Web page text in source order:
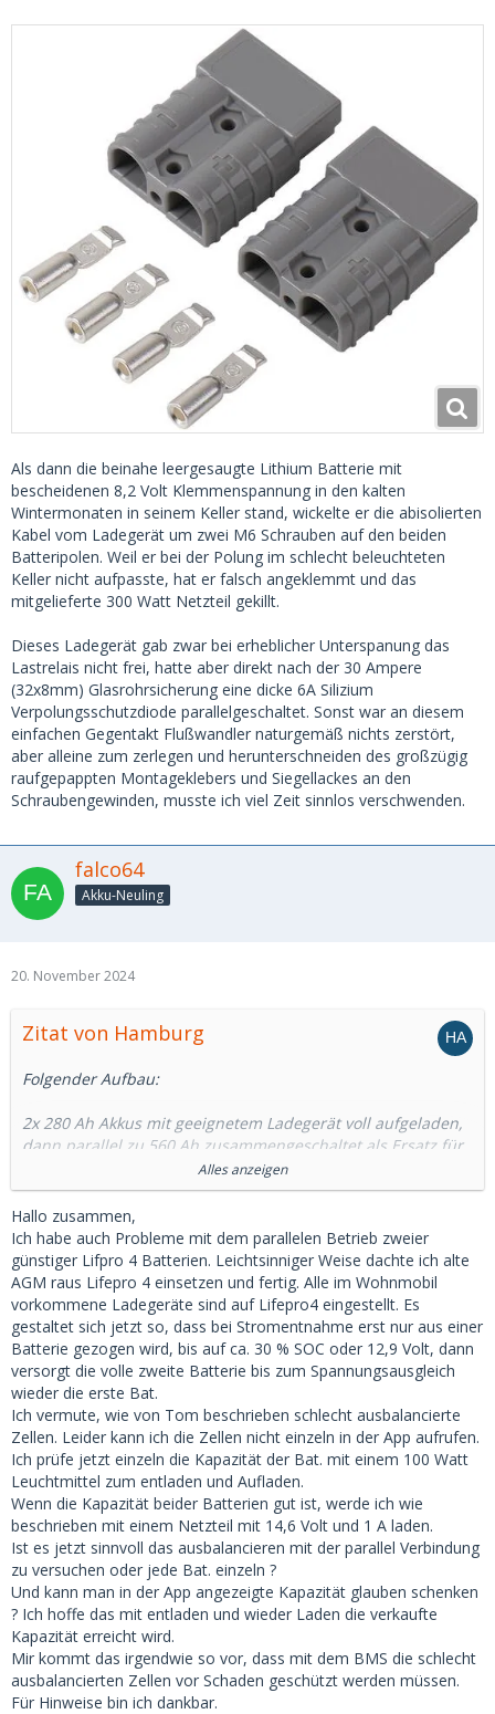
Als dann die beinahe leergesaugte Lithium Batterie mit
bescheidenen 8,2 Volt Klemmenspannung in den kalten
Wintermonaten in seinem Keller stand, wickelte er die abisolierten
Kabel vom Ladegerät um zwei M6 Schrauben auf den beiden
Batteripolen. Weil er bei der Polung im schlecht beleuchteten
Keller nicht aufpasste, hat er falsch angeklemmt und das
mitgelieferte 300 Watt Netzteil gekillt.
Dieses Ladegerät gab zwar bei erheblicher Unterspanung das
Lastrelais nicht frei, hatte aber direkt nach der 30 Ampere
(32x8mm) Glasrohrsicherung eine dicke 6A Silizium
Verpolungsschutzdiode parallelgeschaltet. Sonst war an diesem
einfachen Gegentakt Flußwandler naturgemäß nichts zerstört,
aber alleine zum zerlegen und herunterschneiden des großzügig
raufgepappten Montageklebers und Siegellackes an den
Schraubengewinden, musste ich viel Zeit sinnlos verschwenden.
falco64
Akku-Neuling
20. November 2024
Zitat von Hamburg
Folgender Aufbau:
2x 280 Ah Akkus mit geeignetem Ladegerät voll aufgeladen,
dann parallel zu 560 Ah zusammengeschaltet als Ersatz für
3x 95Ah AGM auf meinem Boot.
Alles Li-geeignet, also Lichtmaschine, Ladegerät,
Ladeverteiler etc
Beim Aufladen über 230 Volt oder Lichtmaschine (Mitsubishi
115 A, Temperaturgesteuert) an meiner Diesel
Einbaumaschine steigt die Ladespannung auf 14,x Volt, aber
immer unter 14,6 Volt.
Eine Batterie nimmt den Ladestrom gut auf und balanciert
intern gut. Die andere blockiert sehr schnell über dasBMS,
sobald Ladestrom fließt, wegen Überspannung einer Zelle
von vieren.
Einzeln angeschlossen kann die Batterie aber Strom
abgeben.
Hat jemand eine Idee zur Abhilfe?
Die beiden Batterien sind baugleich, gleiche Kapazität, ganz
neu (d.h., sie sind beide noch nicht mehr als grob 20 Ah
entladen worden).
Einfach mal tiefer entladen und dann probieren, was
Alles anzeigen
Hallo zusammen,
Ich habe auch Probleme mit dem parallelen Betrieb zweier
günstiger Lifpro 4 Batterien. Leichtsinniger Weise dachte ich alte
AGM raus Lifepro 4 einsetzen und fertig. Alle im Wohnmobil
vorkommene Ladegeräte sind auf Lifepro4 eingestellt. Es
gestaltet sich jetzt so, dass bei Stromentnahme erst nur aus einer
Batterie gezogen wird, bis auf ca. 30 % SOC oder 12,9 Volt, dann
versorgt die volle zweite Batterie bis zum Spannungsausgleich
wieder die erste Bat.
Ich vermute, wie von Tom beschrieben schlecht ausbalancierte
Zellen. Leider kann ich die Zellen nicht einzeln in der App aufrufen.
Ich prüfe jetzt einzeln die Kapazität der Bat. mit einem 100 Watt
Leuchtmittel zum entladen und Aufladen.
Wenn die Kapazität beider Batterien gut ist, werde ich wie
beschrieben mit einem Netzteil mit 14,6 Volt und 1 A laden.
Ist es jetzt sinnvoll das ausbalancieren mit der parallel Verbindung
zu versuchen oder jede Bat. einzeln ?
Und kann man in der App angezeigte Kapazität glauben schenken
? Ich hoffe das mit entladen und wieder Laden die verkaufte
Kapazität erreicht wird.
Mir kommt das irgendwie so vor, dass mit dem BMS die schlecht
ausbalancierten Zellen vor Schaden geschützt werden müssen.
Für Hinweise bin ich dankbar.